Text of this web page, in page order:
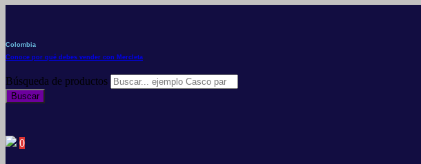
Colombia
Conoce por qué debes vender con Mercleta
Búsqueda de productos
Buscar
0